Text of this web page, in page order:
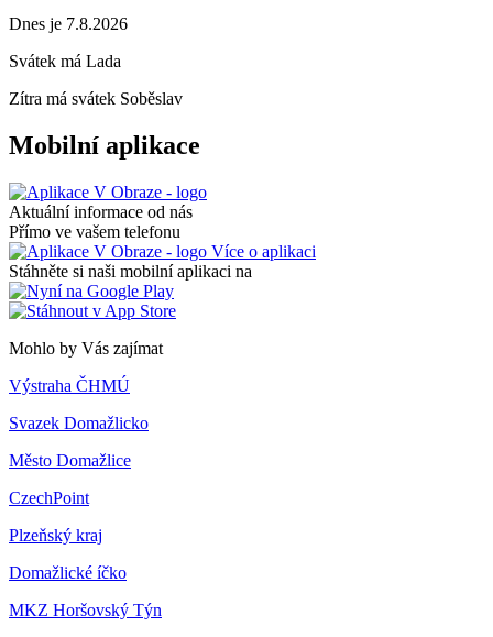
Dnes je 7.8.2026
Svátek má Lada
Zítra má svátek Soběslav
Mobilní aplikace
Aktuální informace od nás
Přímo ve vašem telefonu
Více o aplikaci
Stáhněte si naši mobilní aplikaci na
Mohlo by Vás zajímat
Výstraha ČHMÚ
Svazek Domažlicko
Město Domažlice
CzechPoint
Plzeňský kraj
Domažlické íčko
MKZ Horšovský Týn